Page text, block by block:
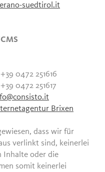
suedtirol.it
0472 251616
+39 0472 251617
Brixen
dass wir für
verlinkt sind, keinerlei
Inhalte oder die
somit keinerlei